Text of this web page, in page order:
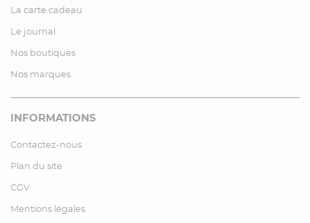
La carte cadeau
Le journal
Nos boutiques
Nos marques
INFORMATIONS
Contactez-nous
Plan du site
CGV
Mentions légales